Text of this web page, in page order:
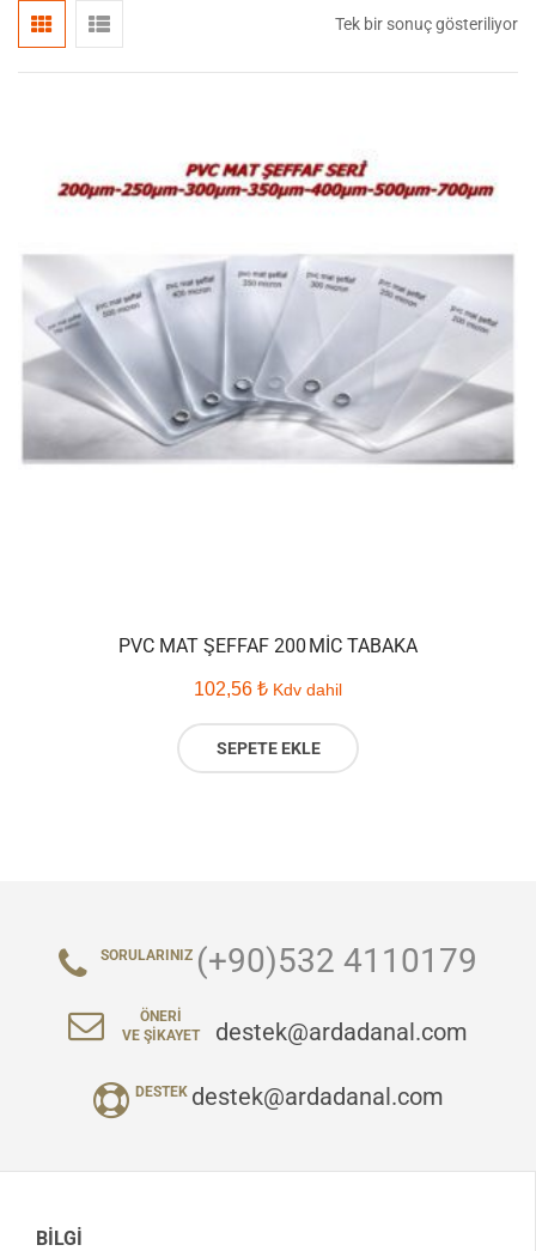
Tek bir sonuç gösteriliyor
PVC MAT ŞEFFAF 200 MIC TABAKA
102,56 ₺ Kdv dahil
SEPETE EKLE
SORULARINIZ (+90)532 4110179
ÖNERI
VE ŞIKAYET
destek@ardadanal.com
DESTEK destek@ardadanal.com
BILGI